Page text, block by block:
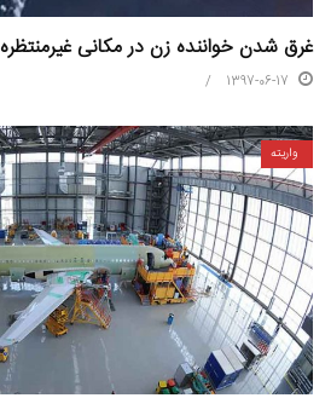
غرق شدن خواننده زن در مکانی غیرمنتظره
1397-06-17
واریته